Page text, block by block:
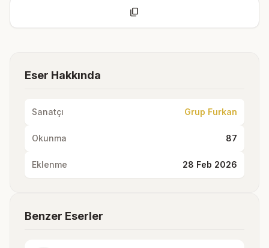
content_copy
Eser Hakkında
Sanatçı Grup Furkan
Okunma 87
Eklenme 28 Feb 2026
Benzer Eserler